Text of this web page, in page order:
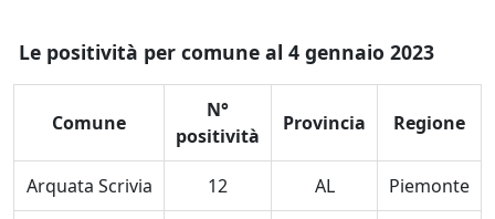
Le positività per comune al 4 gennaio 2023
Comune
N°
positività
Provincia Regione
Arquata Scrivia 12 AL Piemonte